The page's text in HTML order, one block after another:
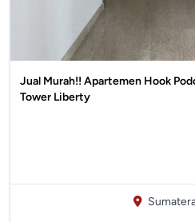
Jual Murah!! Apartemen Hook
Tower Liberty